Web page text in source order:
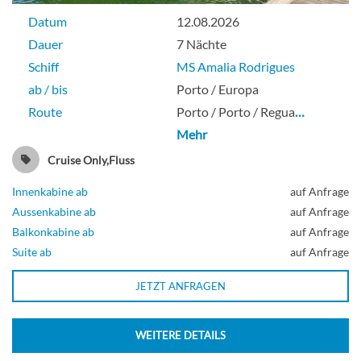
Balkonkabine
Mini Suite Mitteldeck, franz. Balkon-[F]
Suite
2-Bett Hauptdeck-[G]
Datum
12.08.2026
Dauer
7 Nächte
Schiff
MS Amalia Rodrigues
ab / bis
Porto / Europa
Route
Porto / Porto / Regua…
Mehr
Cruise Only,Fluss
Innenkabine ab
auf Anfrage
Aussenkabine ab
auf Anfrage
Balkonkabine ab
auf Anfrage
Suite ab
auf Anfrage
JETZT ANFRAGEN
WEITERE DETAILS